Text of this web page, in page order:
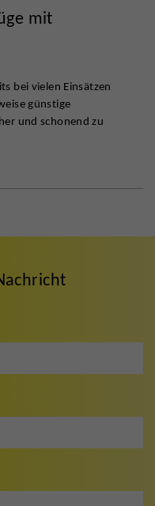
mit
bei vielen Einsätzen
günstige
und schonend zu